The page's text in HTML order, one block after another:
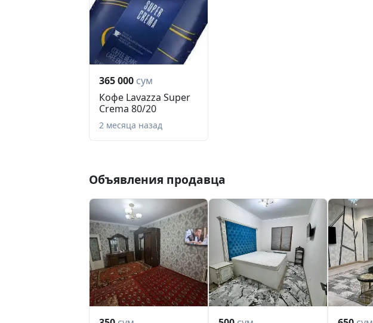
365 000 сум
Кофе Lavazza Super
Crema 80/20
2 месяца назад
Объявления продавца